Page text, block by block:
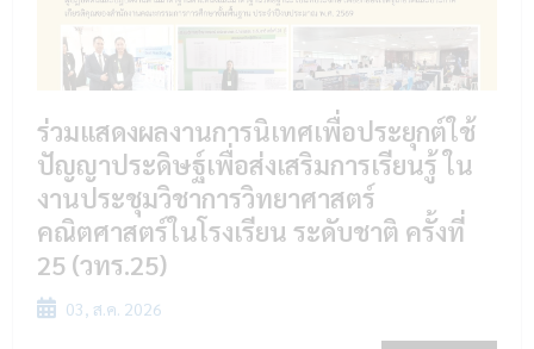
ร่วมแสดงผลงานการนิเทศเพื่อประยุกต์ใช้
ปัญญาประดิษฐ์เพื่อส่งเสริมการเรียนรู้ ใน
งานประชุมวิชาการวิทยาศาสตร์
คณิตศาสตร์ในโรงเรียน ระดับชาติ ครั้งที่
25 (วทร.25)
03, ส.ค. 2026